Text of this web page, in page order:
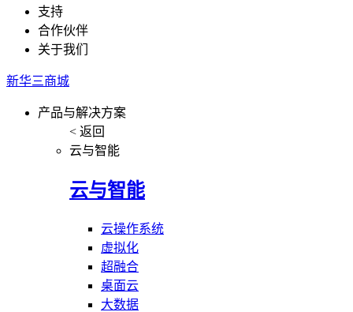
支持
合作伙伴
关于我们
新华三商城
产品与解决方案
< 返回
云与智能
云与智能
云操作系统
虚拟化
超融合
桌面云
大数据